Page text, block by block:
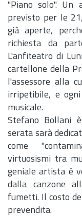
"Piano solo". Un
previsto per le
già aperte,
richiesta da
L'anfiteatro di
cartellone della
l'assessore alla
irripetibile, e
musicale.
Stefano Bollani
serata sarà
come
virtuosismi tra
geniale artista è
dalla canzone
fumetti. Il costo
prevendita.